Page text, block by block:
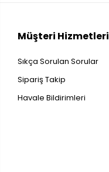
Müşteri Hizmetleri
Sıkça Sorulan Sorular
Sipariş Takip
Havale Bildirimleri